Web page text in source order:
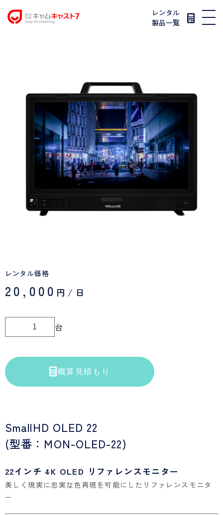
レンタル
製品一覧
レンタル価格
20,000 円/日
台
概算見積もり
SmallHD OLED 22
(型番：MON-OLED-22)
22インチ 4K OLED リファレンスモニター
美しく現実に忠実な色再現を可能にしたリファレンスモニタ
ー